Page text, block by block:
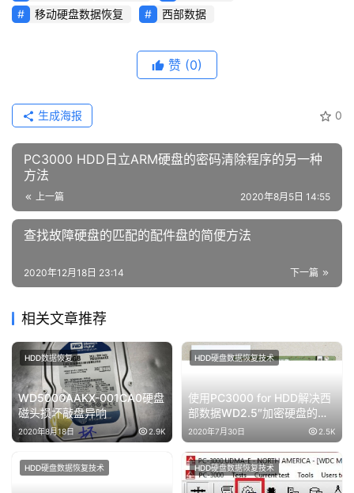
移动硬盘数据恢复
西部数据
赞 (0)
0
生成海报
PC3000 HDD日立ARM硬盘的密码清除程序的另一种
方法
上一篇 2020年8月5日 14:55
查找故障硬盘的匹配的配件盘的简便方法
下一篇
2020年12月18日 23:14
相关文章推荐
WD5000AAKX-001CA0硬盘
磁头损坏敲盘异响
2020年8月18日 2.9K
HDD数据恢复
使用PC3000 for HDD解决西
部数据WD2.5″加密硬盘的
SED问题
2020年7月30日 2.5K
HDD硬盘数据恢复技术
HDD硬盘数据恢复技术 HDD硬盘数据恢复技术